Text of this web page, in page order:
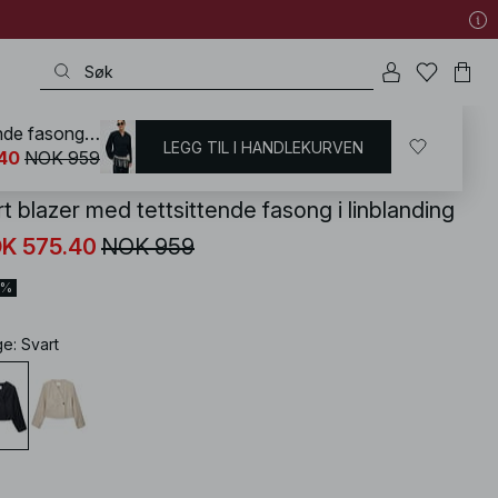
Blazere / Kort blazer
blazer med tettsittende fasong i linblanding
575.40 NOK 959
: Svart
Kort blazer med tettsittende fasong i linblanding
NOK 959 LEGG TIL I HANDLEKURVEN